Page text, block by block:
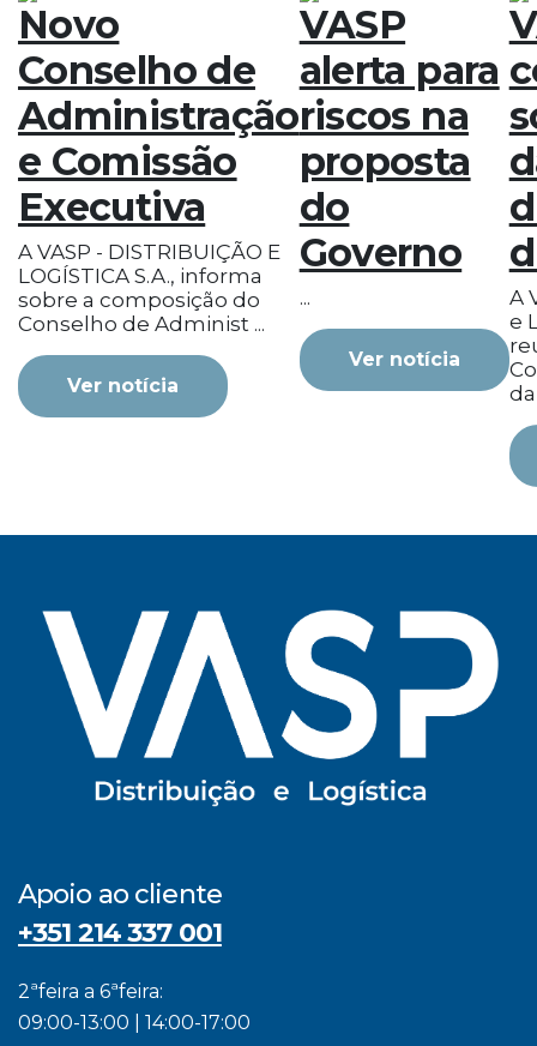
Novo
Conselho de
Administração
e Comissão
Executiva
A VASP - DISTRIBUIÇÃO E
LOGÍSTICA S.A., informa
sobre a composição do
Conselho de Administ ...
Ver notícia
VASP
alerta para
riscos na
proposta
do
Governo
...
Ver notícia
A
e
Apoio ao cliente
+351 214 337 001
2ªfeira a 6ªfeira:
09:00-13:00 | 14:00-17:00